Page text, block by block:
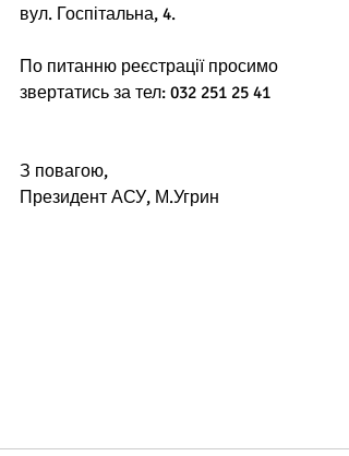
вул. Госпітальна, 4.
По питанню реєстрації просимо
звертатись за тел: 032 251 25 41
З повагою,
Президент АСУ, М.Угрин